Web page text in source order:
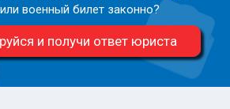
военный билет законно?
и получи ответ юриста